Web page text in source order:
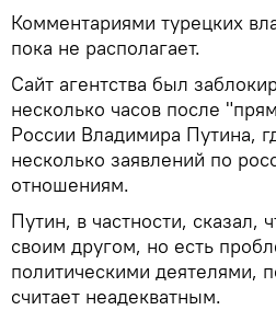
Комментариями турецких
пока не располагает.
Сайт агентства был
несколько часов после
России Владимира Путина,
несколько заявлений по
отношениям.
Путин, в частности, сказал,
своим другом, но есть
политическими деятелями,
считает неадекватным.